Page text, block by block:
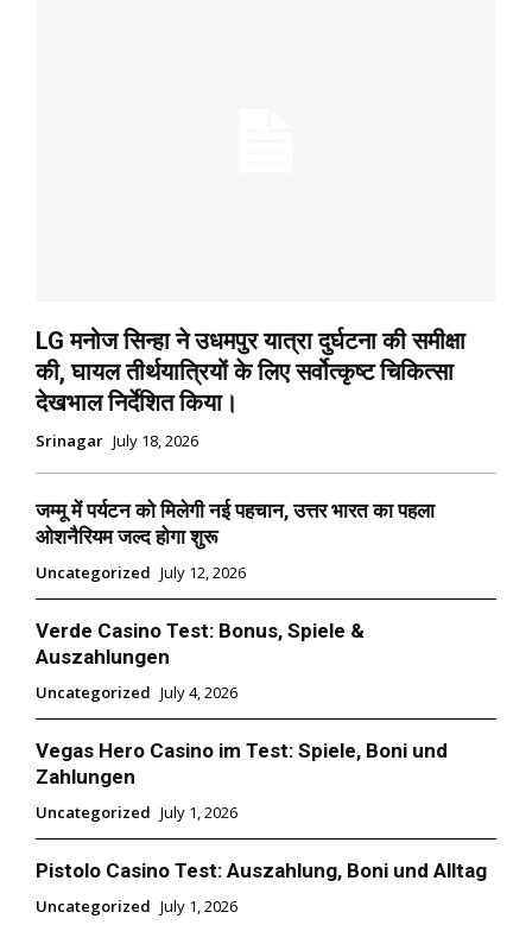
LG मनोज सिन्हा ने उधमपुर यात्रा दुर्घटना की समीक्षा
की, घायल तीर्थयात्रियों के लिए सर्वोत्कृष्ट चिकित्सा
देखभाल निर्देशित किया।
Srinagar July 18, 2026
जम्मू में पर्यटन को मिलेगी नई पहचान, उत्तर भारत का पहला
ओशनैरियम जल्द होगा शुरू
Uncategorized July 12, 2026
Verde Casino Test: Bonus, Spiele &
Auszahlungen
Uncategorized July 4, 2026
Vegas Hero Casino im Test: Spiele, Boni und
Zahlungen
Uncategorized July 1, 2026
Pistolo Casino Test: Auszahlung, Boni und Alltag
Uncategorized July 1, 2026